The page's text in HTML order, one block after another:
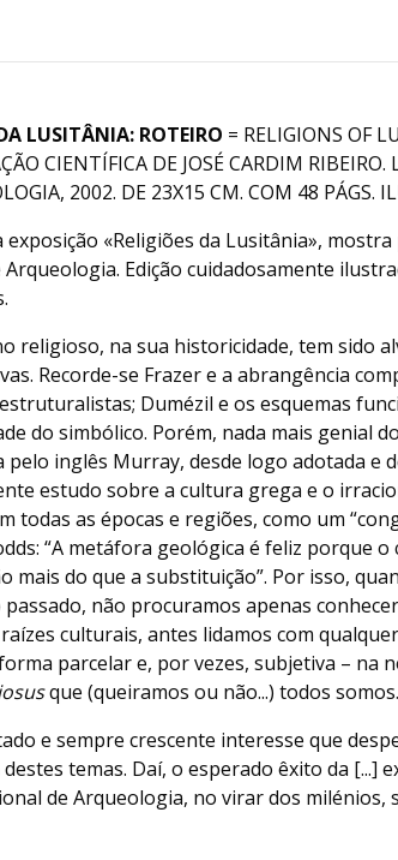
LUSITÂNIA: ROTEIRO = RELIGIONS OF
CIENTÍFICA DE JOSÉ CARDIM
2002. DE 23X15 CM. COM 48 PÁGS.
exposição «Religiões da Lusitânia»,
Arqueologia. Edição cuidadosamente
religioso, na sua historicidade, tem sido
Recorde-se Frazer e a abrangência
Dumézil e os esquemas
do simbólico. Porém, nada mais genial
pelo inglês Murray, desde logo adotada e
estudo sobre a cultura grega e o
todas as épocas e regiões, como um
“A metáfora geológica é feliz porque o
mais do que a substituição”. Por isso,
não procuramos apenas
culturais, antes lidamos com
parcelar e, por vezes, subjetiva – na
que (queiramos ou não...) todos somos.
e sempre crescente interesse que
temas. Daí, o esperado êxito da [...]
de Arqueologia, no virar dos milénios,